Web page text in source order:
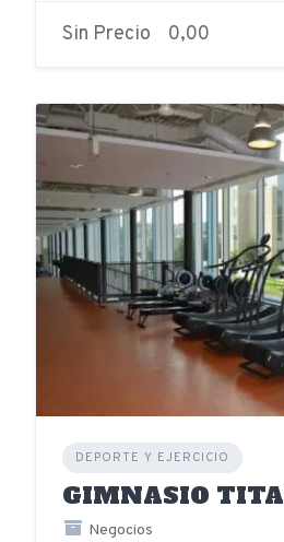
Sin Precio 0,00
DEPORTE Y EJERCICIO
GIMNASIO
Negocios